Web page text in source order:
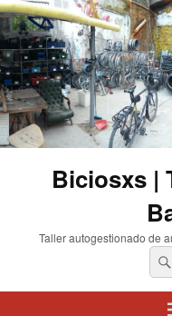
Biciosxs |
Taller autogestionado de